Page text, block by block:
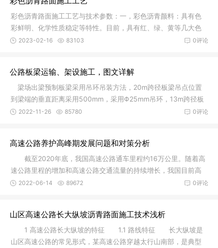
彩色沥青路面施工工艺与技术参数：一，彩色沥青颜料：具有色
彩鲜明、化学性质稳定等特性。目前，具有红、绿、黄等几大色
系，并可
0评论
2023-02-16 83103
公路板梁运输、架设施工，图文详解
梁场出梁预制板梁采用吊环吊装方法，20m跨径板梁吊点位置
到梁端的垂直距离采用500mm，采用Φ25mm吊环，13m跨径板
梁吊点位置
0评论
2022-11-26 85780
高速公路养护高峰期发展问题和对策分析
截至2020年底，我国高速公路通车里程约16万公里。随着高
速公路里程的增加和高速公路交通流量的持续增长，我国目前高
速公路养
0评论
2022-06-14 89672
山区高速公路长大纵坡沥青路面施工技术浅析
1 高速公路长大纵坡的特征 1.1 路线特征 长大纵坡是
山区高速公路的常见形式，某高速公路穿越太行山南部，是典型